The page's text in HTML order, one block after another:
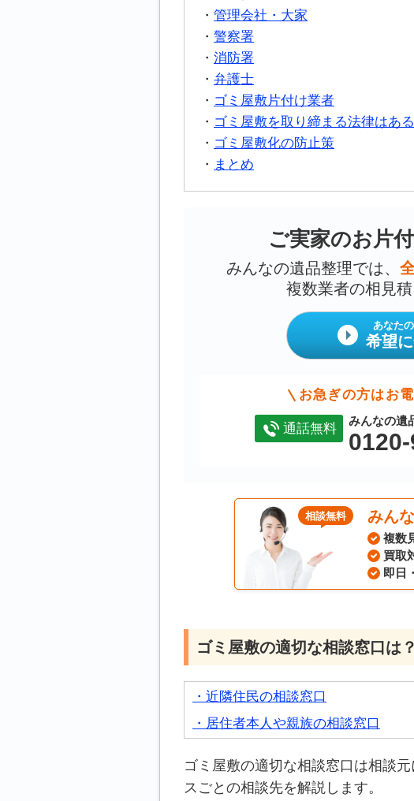
管理会社・大家
警察署
消防署
弁護士
ゴミ屋敷片付け業者
ゴミ屋敷を取り締まる法律はあ
ゴミ屋敷化の防止策
まとめ
ご実家のお片
みんなの遺品整理では、
複数業者の相見
あなた
希望
お急ぎの方はお
通話無料 みんなの遺
みん
相談無料
複数
買取
即日
ゴミ屋敷の適切な相談窓口は？
・近隣住民の相談窓口
・居住者本人や親族の相談窓口
ゴミ屋敷の適切な相談窓口は相談
スごとの相談先を解説します。